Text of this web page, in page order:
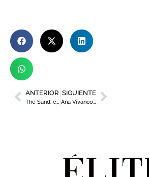
ANTERIOR
The Sand, el grupo murciano que triunfa en EEUU y Reino Unido
SIGUIENTE
Ana Vivancos, abogada de Espadas y Vivancos